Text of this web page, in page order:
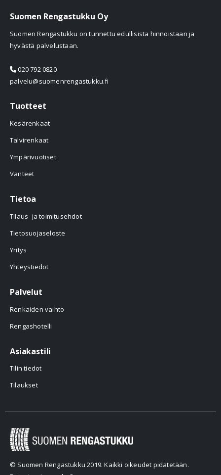
Suomen Rengastukku Oy
Suomen Rengastukku on tunnettu edullisista hinnoistaan ja
hyvästä palvelustaan.
020 792 0820
palvelu@suomenrengastukku.fi
Tuotteet
Kesärenkaat
Talvirenkaat
Ympärivuotiset
Vanteet
Tietoa
Tilaus- ja toimitusehdot
Tietosuojaseloste
Yritys
Yhteystiedot
Palvelut
Renkaiden vaihto
Rengashotelli
Asiakastili
Tilin tiedot
Tilaukset
© Suomen Rengastukku 2019. Kaikki oikeudet pidätetään.